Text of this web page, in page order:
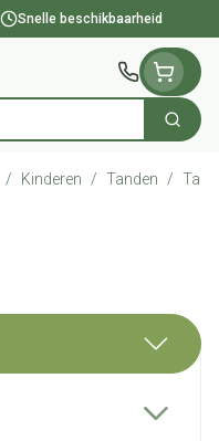
Snelle beschikbaarheid
Zoek
/ Kinderen / Tanden /